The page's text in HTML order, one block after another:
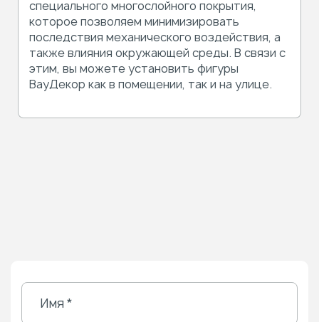
специального многослойного покрытия,
которое позволяем минимизировать
последствия механического воздействия, а
также влияния окружающей среды. В связи с
этим, вы можете установить фигуры
ВауДекор как в помещении, так и на улице.